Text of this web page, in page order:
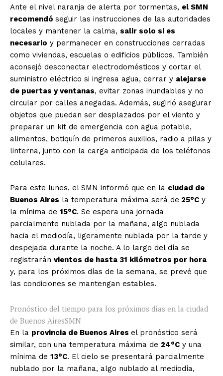
Ante el nivel naranja de alerta por tormentas, el SMN
recomendó seguir las instrucciones de las autoridades
locales y mantener la calma, salir solo si es
necesario y permanecer en construcciones cerradas
como viviendas, escuelas o edificios públicos. También
aconsejó desconectar electrodomésticos y cortar el
suministro eléctrico si ingresa agua, cerrar y alejarse
de puertas y ventanas, evitar zonas inundables y no
circular por calles anegadas. Además, sugirió asegurar
objetos que puedan ser desplazados por el viento y
preparar un kit de emergencia con agua potable,
alimentos, botiquín de primeros auxilios, radio a pilas y
linterna, junto con la carga anticipada de los teléfonos
celulares.
Para este lunes, el SMN informó que en la ciudad de
Buenos Aires la temperatura máxima será de 25°C y
la mínima de 15°C. Se espera una jornada
parcialmente nublada por la mañana, algo nublada
hacia el mediodía, ligeramente nublada por la tarde y
despejada durante la noche. A lo largo del día se
registrarán vientos de hasta 31 kilómetros por hora
y, para los próximos días de la semana, se prevé que
las condiciones se mantengan estables.
Pronóstico del tiempo para los próximos días en la ciudad
de Buenos AiresSMN
En la provincia de Buenos Aires el pronóstico será
similar, con una temperatura máxima de 24°C y una
mínima de 13°C. El cielo se presentará parcialmente
nublado por la mañana, algo nublado al mediodía,